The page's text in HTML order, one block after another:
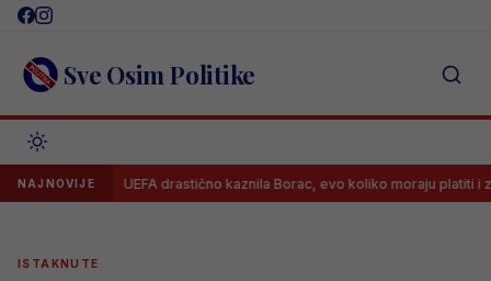
Skip
content Sve Osim Politike
NAJNOVIJE
UEFA drastično kaznila Borac, evo koliko moraju platiti i zbog čega
ISTAKNUTE